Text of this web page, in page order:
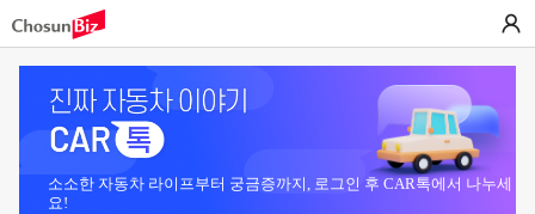
소소한 자동차 라이프부터 궁금증까지, 로그인 후 CAR톡에서 나누세
요!